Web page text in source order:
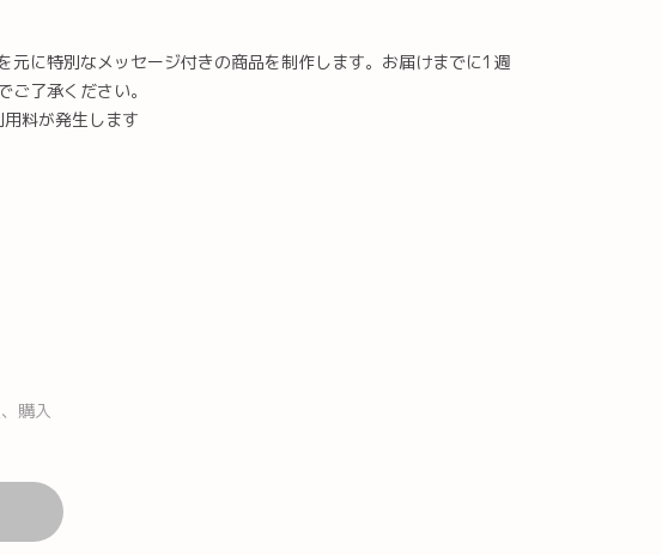
元に特別なメッセージ付きの商品を制作します。お届けまでに1週
了承ください。
料が発生します
購入